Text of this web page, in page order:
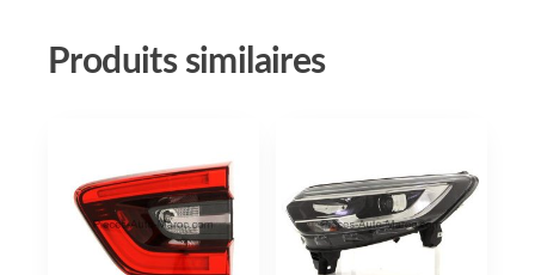
Produits similaires